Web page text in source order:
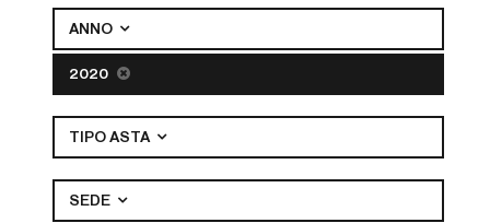
ANNO
2020
TIPO ASTA
SEDE